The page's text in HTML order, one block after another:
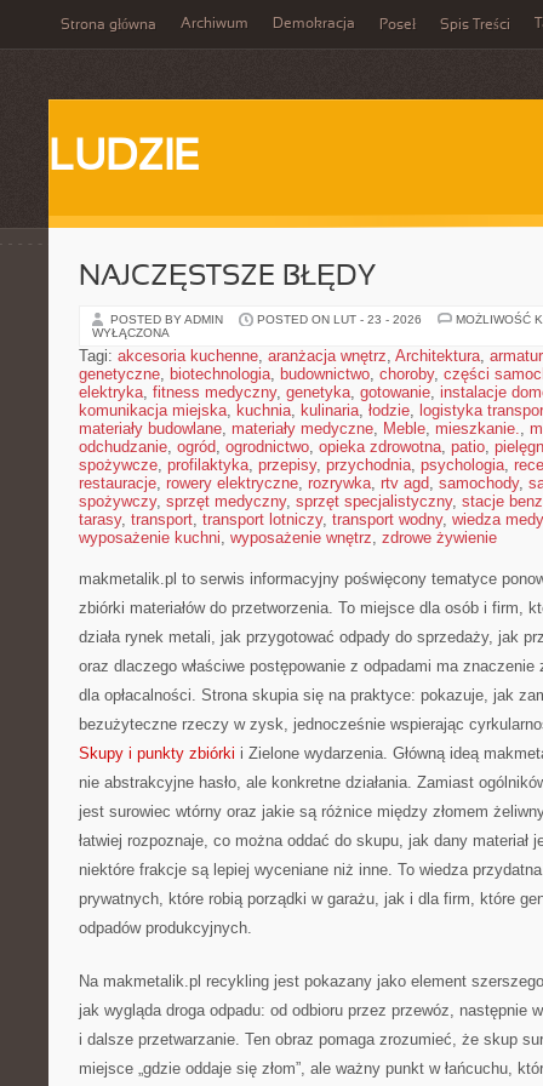
Strona główna Archiwum Demokracja Poseł Spis Treści
LUDZIE
NAJCZĘSTSZE BŁĘDY
POSTED BY ADMIN POSTED ON LUT - 23 - 2026
MOŻLIWOŚĆ
WYŁĄCZONA
Tagi: akcesoria kuchenne, aranżacja wnętrz, Architektura,
genetyczne, biotechnologia, budownictwo, choroby, części
elektryka, fitness medyczny, genetyka, gotowanie, instalacje
komunikacja miejska, kuchnia, kulinaria, łodzie, logistyka
materiały budowlane, materiały medyczne, Meble, mieszkanie.,
odchudzanie, ogród, ogrodnictwo, opieka zdrowotna, patio,
spożywcze, profilaktyka, przepisy, przychodnia, psychologia,
restauracje, rowery elektryczne, rozrywka, rtv agd, samochody,
spożywczy, sprzęt medyczny, sprzęt specjalistyczny, stacje
tarasy, transport, transport lotniczy, transport wodny, wiedza
wyposażenie kuchni, wyposażenie wnętrz, zdrowe żywienie
makmetalik.pl to serwis informacyjny poświęcony tematyce
zbiórki materiałów do przetworzenia. To miejsce dla osób i firm,
działa rynek metali, jak przygotować odpady do sprzedaży, jak
oraz dlaczego właściwe postępowanie z odpadami ma
dla opłacalności. Strona skupia się na praktyce: pokazuje, jak
bezużyteczne rzeczy w zysk, jednocześnie wspierając
Skupy i punkty zbiórki i Zielone wydarzenia. Główną ideą
nie abstrakcyjne hasło, ale konkretne działania. Zamiast
jest surowiec wtórny oraz jakie są różnice między złomem
łatwiej rozpoznaje, co można oddać do skupu, jak dany materiał
niektóre frakcje są lepiej wyceniane niż inne. To wiedza
prywatnych, które robią porządki w garażu, jak i dla firm, które
odpadów produkcyjnych.
Na makmetalik.pl recykling jest pokazany jako element
jak wygląda droga odpadu: od odbioru przez przewóz, następnie
i dalsze przetwarzanie. Ten obraz pomaga zrozumieć, że skup
miejsce „gdzie oddaje się złom”, ale ważny punkt w łańcuchu,